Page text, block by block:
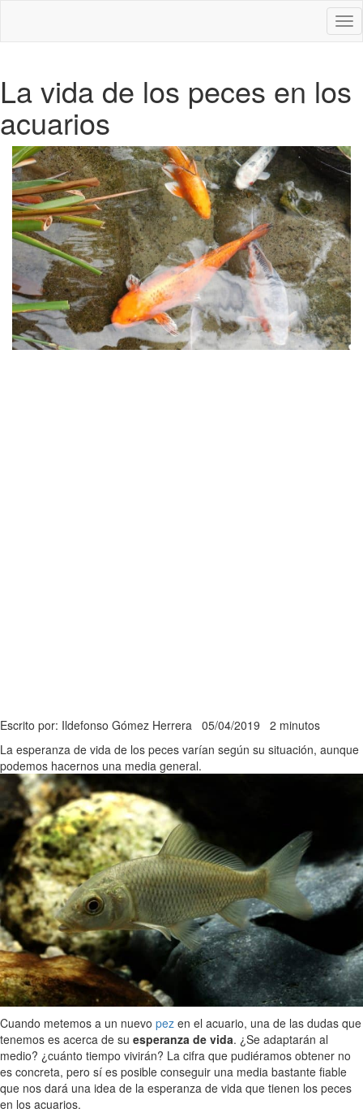
La vida de los peces en los
acuarios
Escrito por: Ildefonso Gómez Herrera 05/04/2019 2 minutos
La esperanza de vida de los peces varían según su situación, aunque
podemos hacernos una media general.
Cuando metemos a un nuevo pez en el acuario, una de las dudas que
tenemos es acerca de su esperanza de vida. ¿Se adaptarán al
medio? ¿cuánto tiempo vivirán? La cifra que pudiéramos obtener no
es concreta, pero sí es posible conseguir una media bastante fiable
que nos dará una idea de la esperanza de vida que tienen los peces
en los acuarios.